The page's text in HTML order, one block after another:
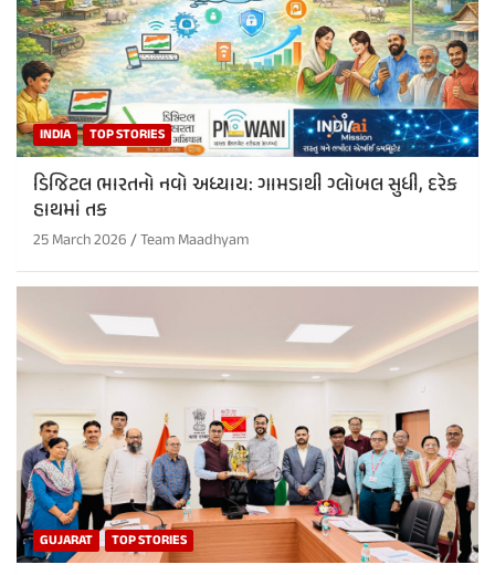
INDIA TOP STORIES
ડિજિટલ ભારતનો નવો અધ્યાય: ગામડાથી ગ્લોબલ સુધી, દરેક
હાથમાં તક
25 March 2026 Team Maadhyam
GUJARAT TOP STORIES